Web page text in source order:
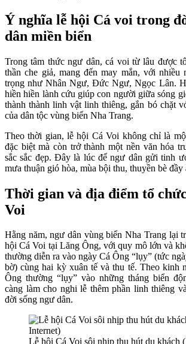
Ý nghĩa lễ hội Cá voi trong
dân miền biển
Trong tâm thức ngư dân, cá voi từ lâu được
thần che giả, mang đến may mắn, với nhiều
trọng như Nhân Ngư, Đức Ngư, Ngọc Lân.
hiền hiền lành cứu giúp con người giữa sóng
thành thành linh vật linh thiêng, gắn bó chặt
của dân tộc vùng biển Nha Trang.
Theo thời gian, lễ hội Cá Voi không chỉ là
đặc biệt mà còn trở thành một nền văn hóa
sắc sắc đẹp. Đây là lúc để ngư dân gửi tinh
mưa thuận gió hòa, mùa bội thu, thuyền bè đầy
Thời gian và địa điểm tổ
Voi
Hằng năm, ngư dân vùng biển Nha Trang lại
hội Cá Voi tại Lăng Ông, với quy mô lớn và
thường diễn ra vào ngày Cá Ông “lụy” (tức
bờ) cùng hai kỳ xuân tế và thu tế. Theo kinh
Ông thường “lụy” vào những tháng biển
càng làm cho nghi lễ thêm phần linh thiêng
đời sống ngư dân.
Lễ hội Cá Voi sôi nhịp thu hút du khách